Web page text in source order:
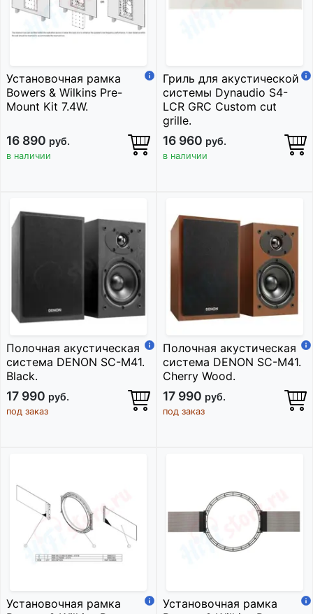
Установочная рамка
Bowers & Wilkins Pre-
Mount Kit 7.4W.
16 890 руб.
в наличии
Гриль для акустической
системы Dynaudio S4-
LCR GRC Custom cut
grille.
16 960 руб.
в наличии
Полочная акустическая
система DENON SC-M41.
Black.
17 990 руб.
под заказ
Полочная акустическая
система DENON SC-M41.
Cherry Wood.
17 990 руб.
под заказ
Установочная рамка
Установочная рамка